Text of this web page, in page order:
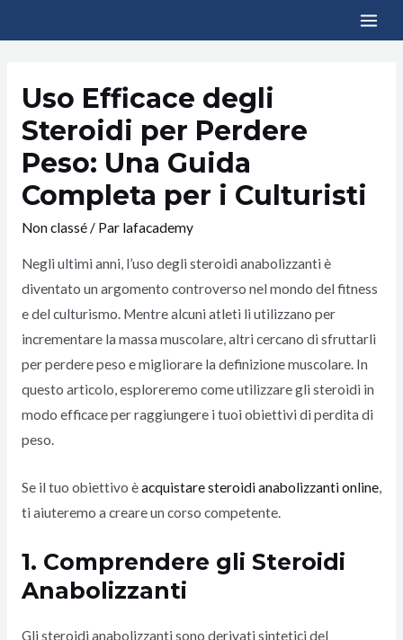
Uso Efficace degli
Steroidi per Perdere
Peso: Una Guida
Completa per i Culturisti
Non classé/ Par lafacademy
Negli ultimi anni, l’uso degli steroidi anabolizzanti è
diventato un argomento controverso nel mondo del fitness
e del culturismo. Mentre alcuni atleti li utilizzano per
incrementare la massa muscolare, altri cercano di sfruttarli
per perdere peso e migliorare la definizione muscolare. In
questo articolo, esploreremo come utilizzare gli steroidi in
modo efficace per raggiungere i tuoi obiettivi di perdita di
peso.
Se il tuo obiettivo èacquistare steroidi anabolizzanti online,
ti aiuteremo a creare un corso competente.
1. Comprendere gli Steroidi
Anabolizzanti
Gli steroidi anabolizzanti sono derivati sintetici del